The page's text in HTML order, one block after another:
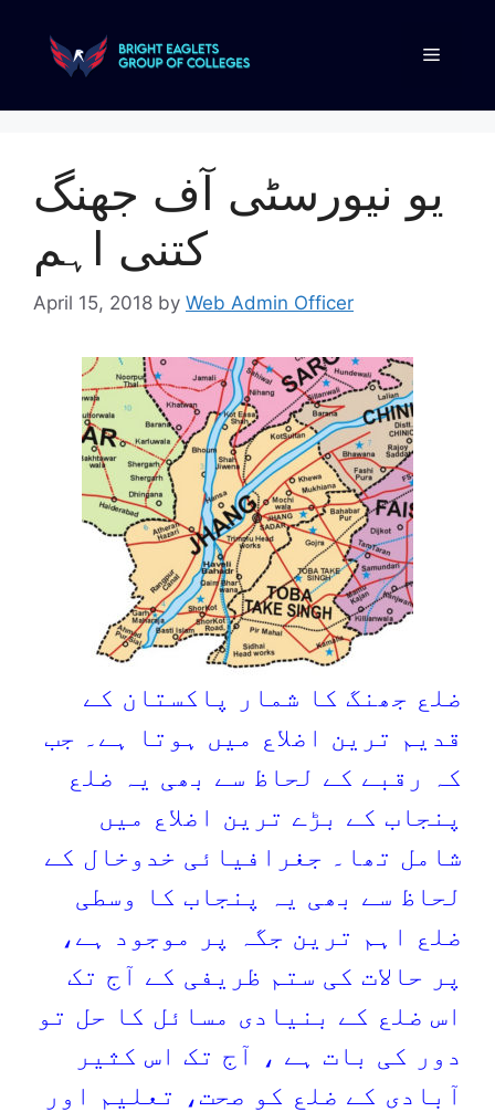
يو نيورسٹی آف جھنگ
کتنی اہم
April 15, 2018 by Web Admin Officer
ضلع جھنگ کا شمار پاکستان کے
قدیم ترین اضلاع میں ہوتا ہے۔ جب
کہ رقبے کے لحاظ سے بھی یہ ضلع
پنجاب کے بڑے ترین اضلاع میں
شامل تھا۔ جغرافیائی خدوخال کے
لحاظ سے بھی یہ پنجاب کا وسطی
ضلع اہم ترین جگہ پر موجود ہے،
پر حالات کی ستم ظریفی کے آج تک
اس ضلع کے بنیادی مسائل کا حل تو
دور کی بات ہے ، آج تک اس کثیر
آبادی کے ضلع کو صحت، تعلیم اور